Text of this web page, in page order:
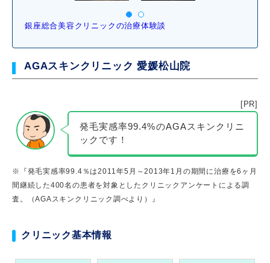
銀座総合美容クリニックの治療体験談
AGAスキンクリニック 愛媛松山院
[PR]
発毛実感率99.4%のAGAスキンクリニ
ックです！
※『発毛実感率99.4％は2011年5月～2013年1月の期間に治療を6ヶ月
間継続した400名の患者を対象としたクリニックアンケートによる調
査。（AGAスキンクリニック調べより）』
クリニック基本情報